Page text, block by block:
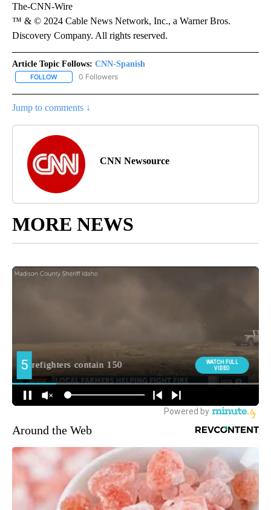
The-CNN-Wire
™ & © 2024 Cable News Network, Inc., a Warner Bros.
Discovery Company. All rights reserved.
Article Topic Follows: CNN-Spanish
FOLLOW FOLLOW "CNN-SPANISH" TO RECEIVE NOTIFICATIONS ABOUT
0 Followers
Jump to comments ↓
CNN Newsource
MORE NEWS
Around the Web